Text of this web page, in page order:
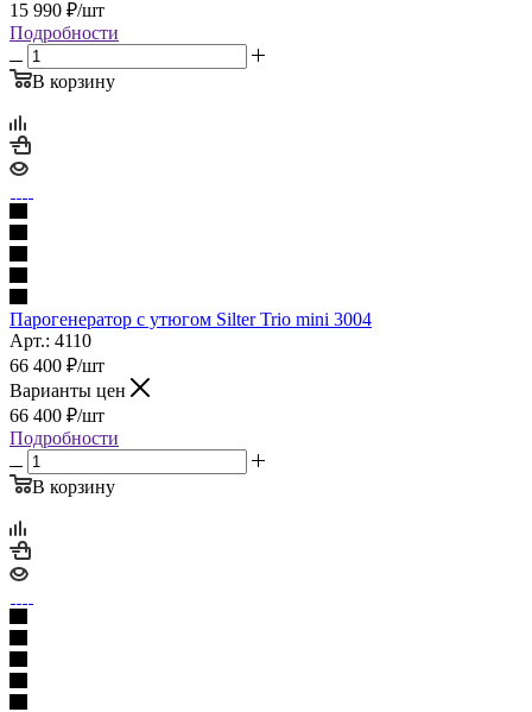
15 990 ₽/шт
Подробности
В корзину
Парогенератор с утюгом Silter Trio mini 3004
Арт.: 4110
66 400 ₽/шт
Варианты цен
66 400 ₽/шт
Подробности
В корзину